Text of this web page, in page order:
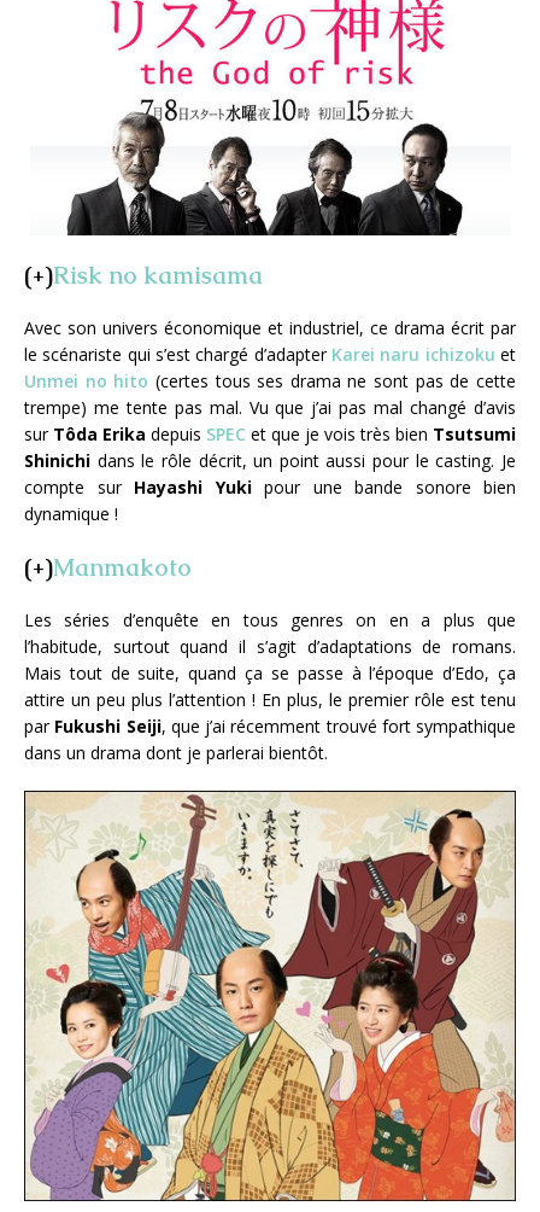
(+)Risk no kamisama
Avec son univers économique et industriel, ce drama écrit par
le scénariste qui s’est chargé d’adapter Karei naru ichizoku et
Unmei no hito (certes tous ses drama ne sont pas de cette
trempe) me tente pas mal. Vu que j’ai pas mal changé d’avis
sur Tôda Erika depuis SPEC et que je vois très bien Tsutsumi
Shinichi dans le rôle décrit, un point aussi pour le casting. Je
compte sur Hayashi Yukipour une bande sonore bien
dynamique !
(+)Manmakoto
Les séries d’enquête en tous genres on en a plus que
l’habitude, surtout quand il s’agit d’adaptations de romans.
Mais tout de suite, quand ça se passe à l’époque d’Edo, ça
attire un peu plus l’attention ! En plus, le premier rôle est tenu
par Fukushi Seiji, que j’ai récemment trouvé fort sympathique
dans un drama dont je parlerai bientôt.